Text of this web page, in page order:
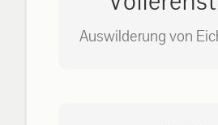
Auswilderung von